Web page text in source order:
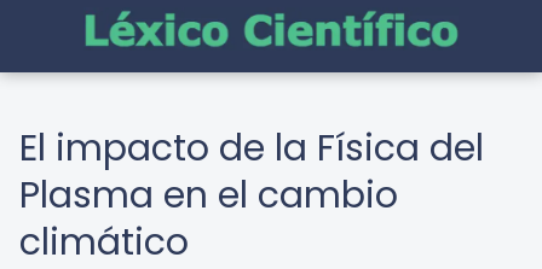
El impacto de la Física del
Plasma en el cambio
climático